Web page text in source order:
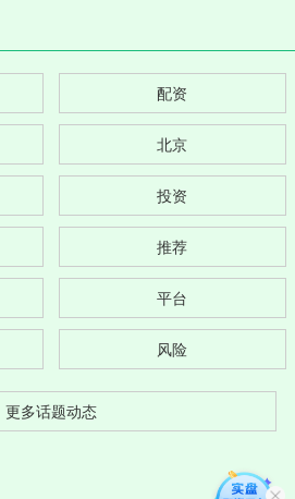
配资
北京
投资
推荐
平台
风险
更多话题动态